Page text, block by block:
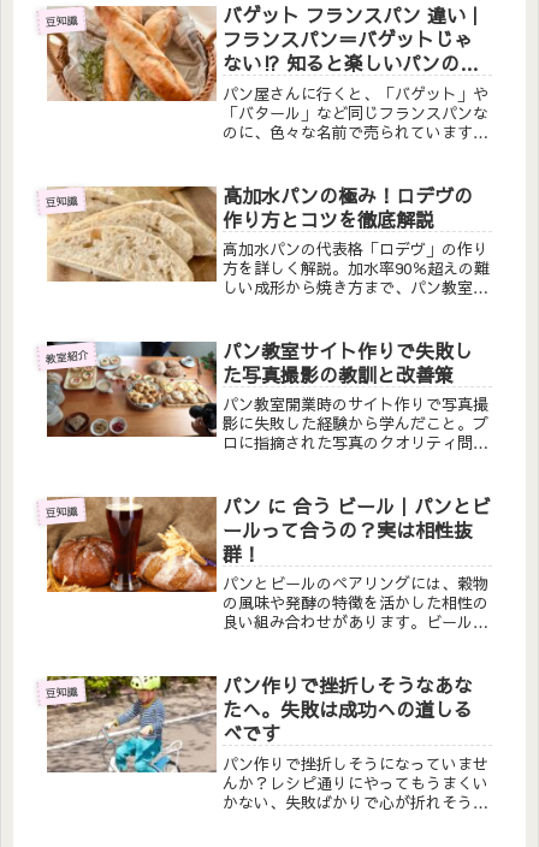
豆知識
バゲット フランスパン 違い｜
フランスパン＝バゲットじゃ
ない⁉ 知ると楽しいパンの世
界
パン屋さんに行くと、「バゲット」や
「バタール」など同じフランスパンな
のに、色々な名前で売られていますよ
フランスパン＝バゲットじゃないって
知っていましたか？日本では、「バゲ
ッ...
豆知識
高加水パンの極み！ロデヴの
作り方とコツを徹底解説
高加水パンの代表格「ロデヴ」の作り
方を詳しく解説。加水率90％超えの難
しい成形から焼き方まで、パン教室講
教室紹介
パン教室サイト作りで失敗し
た写真撮影の教訓と改善策
パン教室開業時のサイト作りで写真撮
影に失敗した経験から学んだこと。プ
ロに指摘された写真のクオリティ問
から教室サイトを作る方必見です。
豆知識
パン に 合う ビール｜パンとビ
ールって合うの？実は相性抜
群！
パンとビールのペアリングには、穀物
の風味や発酵の特徴を活かした相性の
良い組み合わせがあります。ビールの
ですよ＾＾！「お酒好きだけど、パン
と一緒に飲んだことないな。」「パー
テ...
豆知識
パン作りで挫折しそうなあな
たへ。失敗は成功への道しる
べです
パン作りで挫折しそうになっていませ
んか？レシピ通りにやってもうまくい
かない、失敗ばかりで心が折れそう…